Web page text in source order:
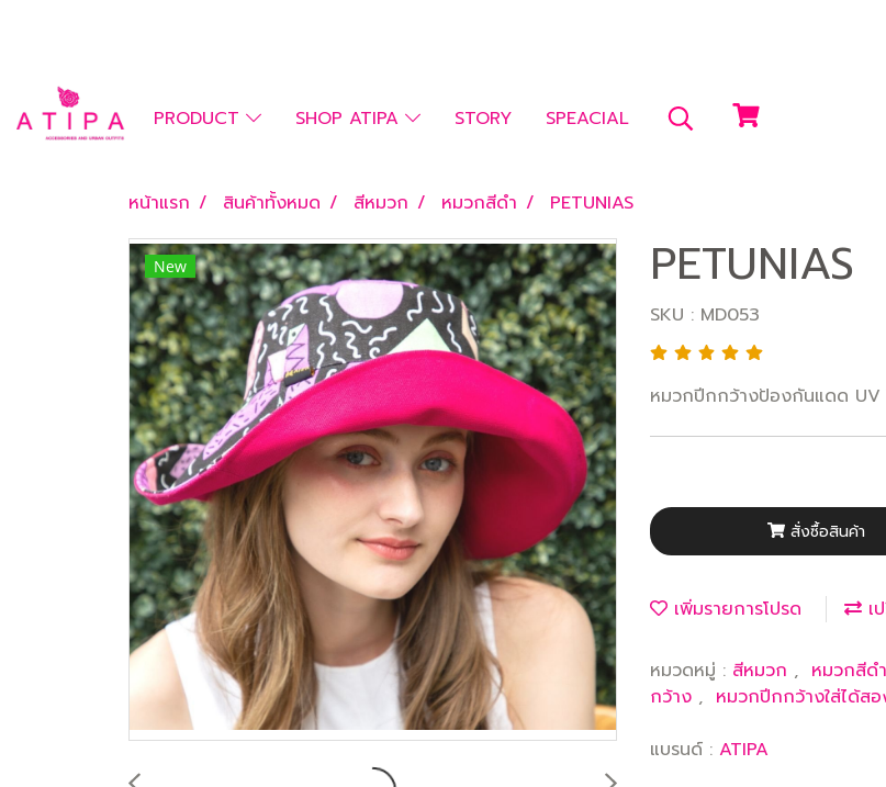
PRODUCT SHOP ATIPA STORY SPEACIAL
หน้าแรก สินค้าทั้งหมด สีหมวก หมวกสีดำ PETUNIAS
New PETUNIAS
SKU : MD053
หมวกปีกกว้างป้องกันแดด
สั่งซื้อสินค้า
เพิ่มรายการโปรด เ
หมวดหมู่ : สีหมวก , หมวกสีดำ
กว้าง , หมวกปีกกว้างใส่ได้ส
แบรนด์ : ATIPA